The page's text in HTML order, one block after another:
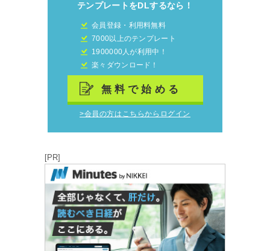
テンプレートをDLするなら！
会員登録・利用料無料
7000以上のテンプレート
1900000人が利用中！
楽々ダウンロード！
無料で始める
>会員の方はこちらからログイン
[PR]